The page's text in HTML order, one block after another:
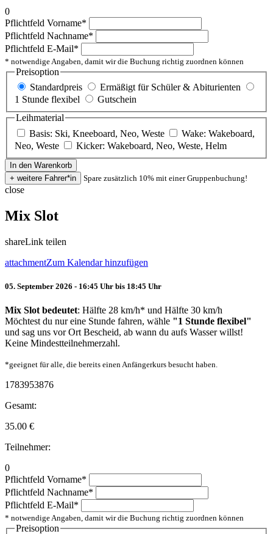
0
Pflichtfeld Vorname*
Pflichtfeld Nachname*
Pflichtfeld E-Mail*
* notwendige Angaben, damit wir die Buchung richtig zuordnen können
Preisoption
Standardpreis
Ermäßigt für Schüler & Abiturienten
1 Stunde flexibel
Gutschein
Leihmaterial
Basis: Ski, Kneeboard, Neo, Weste
Wake: Wakeboard,
Neo, Weste
Kicker: Wakeboard, Neo, Weste, Helm
Spare zusätzlich 10% mit einer Gruppenbuchung!
close
Mix Slot
shareLink teilen
attachmentZum Kalendar hinzufügen
05. September 2026 - 16:45 Uhr bis 18:45 Uhr
Mix Slot bedeutet: Hälfte 28 km/h* und Hälfte 30 km/h
Möchtest du nur eine Stunde fahren, wähle "1 Stunde flexibel"
und sag uns vor Ort Bescheid, ab wann du aufs Wasser willst!
Keine Mindestteilnehmerzahl.
*geeignet für alle, die bereits einen Anfängerkurs besucht haben.
1783953876
Gesamt:
35.00 €
Teilnehmer:
0
Pflichtfeld Vorname*
Pflichtfeld Nachname*
Pflichtfeld E-Mail*
* notwendige Angaben, damit wir die Buchung richtig zuordnen können
Preisoption